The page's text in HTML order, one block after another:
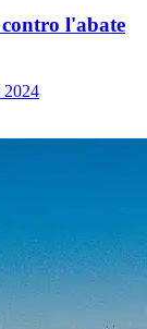
l'abate
2024